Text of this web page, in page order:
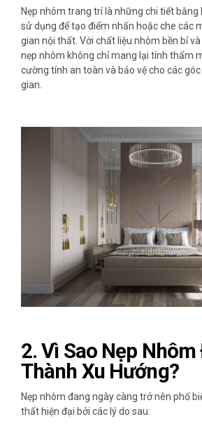
Nẹp nhôm trang trí là những chi tiết
sử dụng để tạo điểm nhấn hoặc che các
gian nội thất. Với chất liệu nhôm bền bỉ và
nẹp nhôm không chỉ mang lại tính thẩm
cường tính an toàn và bảo vệ cho các
gian.
2.Vì Sao Nẹp
Thành Xu Hướng?
Nẹp nhôm đang ngày càng trở nên phổ
thất hiện đại bởi các lý do sau: